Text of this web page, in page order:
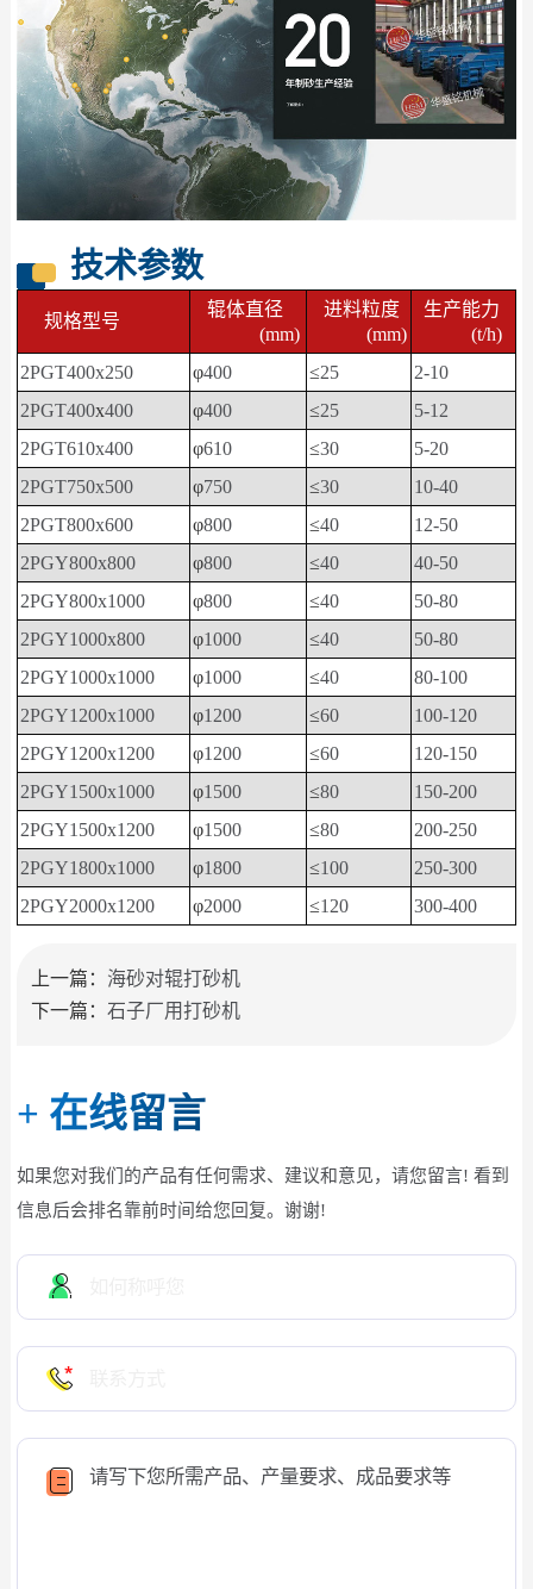
技术参数
规格型号
辊体直径
(mm)
进料粒度
(mm)
生产能力
(t/h)
2PGT400x250
φ400 ≤25
2-10
2PGT400x400 φ400 ≤25
5-12
2PGT610x400
φ610 ≤30
5-20
2PGT750x500
φ750 ≤30
10-40
2PGT800x600
φ800 ≤40
12-50
2PGY800x800
φ800 ≤40
40-50
2PGY800x1000
φ800 ≤40
50-80
2PGY1000x800
φ1000 ≤40
50-80
2PGY1000x1000
φ1000 ≤40
80-100
2PGY1200x1000
φ1200 ≤60
100-120
2PGY1200x1200
φ1200 ≤60
120-150
2PGY1500x1000
φ1500 ≤80
150-200
2PGY1500x1200
φ1500 ≤80
200-250
2PGY1800x1000
φ1800 ≤100
250-300
2PGY2000x1200
φ2000 ≤120 300-400
上一篇： 海砂对辊打砂机
下一篇： 石子厂用打砂机
+ 在线留言
如果您对我们的产品有任何需求、建议和意见，请您留言! 看到
信息后会排名靠前时间给您回复。谢谢!